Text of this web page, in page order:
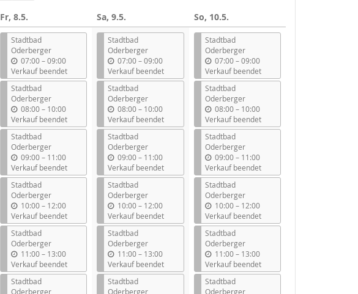
Fr, 8.5.
Stadtbad
Oderberger
07:00–b
i
s
09:00
Verkauf beendet
Stadtbad
Oderberger
08:00–b
i
s
10:00
Verkauf beendet
Stadtbad
Oderberger
09:00–b
i
s
11:00
Verkauf beendet
Stadtbad
Oderberger
10:00–b
i
s
12:00
Verkauf beendet
Stadtbad
Oderberger
11:00–b
i
s
13:00
Verkauf beendet
Stadtbad
Oderberger
Sa, 9.5.
Stadtbad
Oderberger
07:00 –b
i
s
09:00
Verkauf beendet
Stadtbad
Oderberger
08:00 –b
i
s
10:00
Verkauf beendet
Stadtbad
Oderberger
09:00 –b
i
s
11:00
Verkauf beendet
Stadtbad
Oderberger
10:00 –b
i
s
12:00
Verkauf beendet
Stadtbad
Oderberger
11:00 –b
i
s
13:00
Verkauf beendet
Stadtbad
Oderberger
So, 10.5.
Stadtbad
Oderberger
07:00 –b
i
s
09:00
Verkauf beendet
Stadtbad
Oderberger
08:00 –b
i
s
10:00
Verkauf beendet
Stadtbad
Oderberger
09:00 –b
i
s
11:00
Verkauf beendet
Stadtbad
Oderberger
10:00 –b
i
s
12:00
Verkauf beendet
Stadtbad
Oderberger
11:00 –b
i
s
13:00
Verkauf beendet
Stadtbad
Oderberger